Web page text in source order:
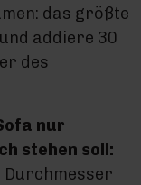
das größte
addiere 30
des
nur
stehen soll: